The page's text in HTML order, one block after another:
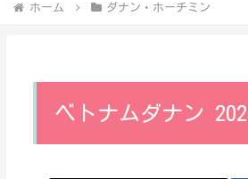
ホーム ダナン・ホーチミン
ベトナムダナン